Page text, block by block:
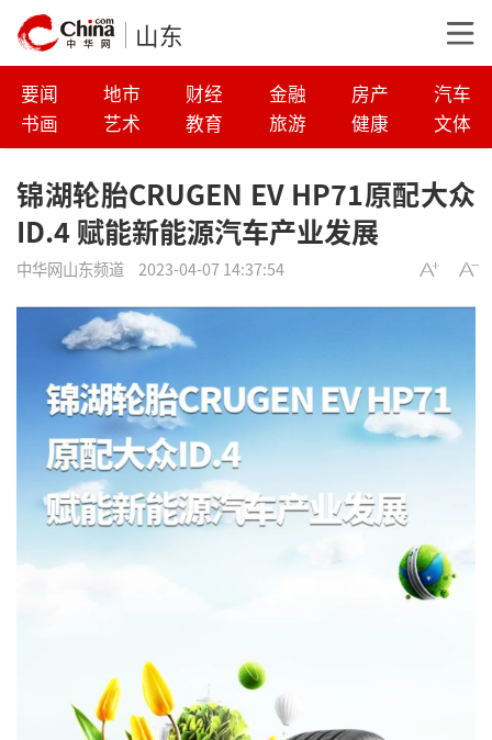
山东
要闻 地市 财经 金融 房产
汽车
书画
艺术 教育 旅游 健康 文体
锦湖轮胎CRUGEN EV HP71原配大众
ID.4 赋能新能源汽车产业发展
中华网山东频道 2023-04-07 14:37:54